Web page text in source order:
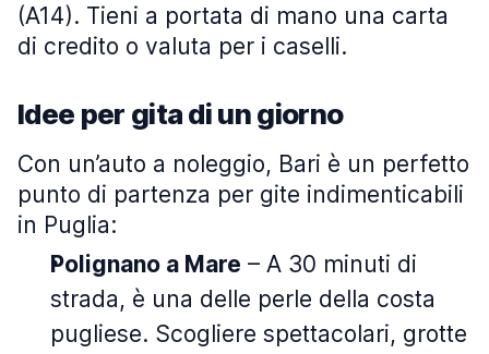
(A14). Tieni a portata di mano una carta
di credito o valuta per i caselli.
Idee per gita di un giorno
Con un’auto a noleggio, Bari è un perfetto
punto di partenza per gite indimenticabili
in Puglia:
Polignano a Mare – A 30 minuti di
strada, è una delle perle della costa
pugliese. Scogliere spettacolari, grotte